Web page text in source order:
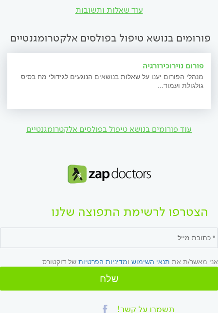
עוד שאלות ותשובות
פורומים בנושא טיפול בפולסים אלקטרומגנטיים
פורום נוירוכירורגיה
מנהלי הפורום יענו על שאלות בנושאים הנוגעים לגידולי מח בסיס
גולגולת ועמוד...
עוד פורומים בנושא טיפול בפולסים אלקטרומגנטיים
הצטרפו לרשימת התפוצה שלנו
אני מאשר/ת את תנאי השימוש ומדיניות הפרטיות של דוקטורס
שלח
תשמרו על קשר!